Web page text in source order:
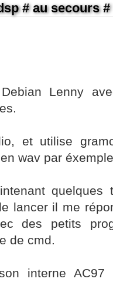
# au secours #
Lenny
et utilise
wav par
lancer il me
des petits
de cmd.
interne